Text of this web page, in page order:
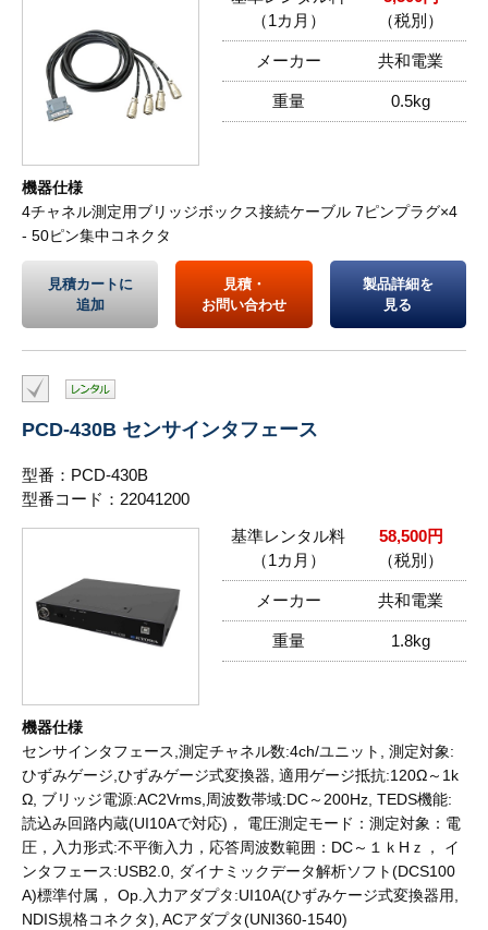
（1カ月）
（税別）
メーカー 共和電業
重量 0.5kg
機器仕様
4チャネル測定用ブリッジボックス接続ケーブル 7ピンプラグ×4
- 50ピン集中コネクタ
見積カートに
追加
見積・
お問い合わせ
製品詳細を
見る
PCD-430B センサインタフェース
型番：PCD-430B
型番コード：22041200
基準レンタル料
（1カ月）
58,500円
（税別）
メーカー 共和電業
重量 1.8kg
機器仕様
センサインタフェース,測定チャネル数:4ch/ユニット, 測定対象:
ひずみゲージ,ひずみゲージ式変換器, 適用ゲージ抵抗:120Ω～1k
Ω, ブリッジ電源:AC2Vrms,周波数帯域:DC～200Hz, TEDS機能:
読込み回路内蔵(UI10Aで対応)， 電圧測定モード：測定対象：電
圧，入力形式:不平衡入力，応答周波数範囲：DC～１ｋHｚ， イ
ンタフェース:USB2.0, ダイナミックデータ解析ソフト(DCS100
A)標準付属， Op.入力アダプタ:UI10A(ひずみケージ式変換器用,
NDIS規格コネクタ), ACアダプタ(UNI360-1540)